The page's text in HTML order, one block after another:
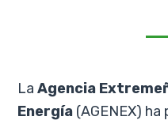
LaAgencia
Energía (AGENEX)